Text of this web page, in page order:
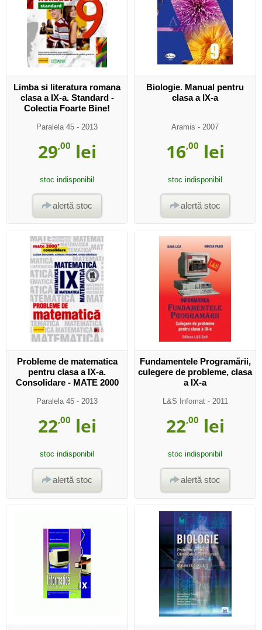
Limba si literatura romana
clasa a IX-a. Standard -
Colectia Foarte Bine!
Paralela 45 - 2013
29,00 lei
stoc indisponibil
alertă stoc
Biologie. Manual pentru
clasa a IX-a
Aramis - 2007
16,00 lei
stoc indisponibil
alertă stoc
Probleme de matematica
pentru clasa a IX-a.
Consolidare - MATE 2000
Paralela 45 - 2013
22,00 lei
stoc indisponibil
alertă stoc
Fundamentele Programării,
culegere de probleme, clasa
a IX-a
L&S Infomat- 2011
22,00 lei
stoc indisponibil
alertă stoc